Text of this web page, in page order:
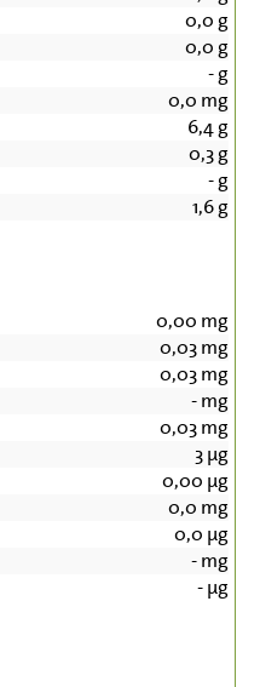
0,0 g
0,0 g
-g
0,0 mg
6,4g
0,3g
-g
1,6g
0,00 mg
0,03mg
0,03mg
-mg
0,03mg
3µg
0,00 µg
0,0 mg
0,0 µg
-mg
-µg